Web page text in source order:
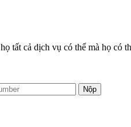
tất cả dịch vụ có thể mà họ có
Nộp